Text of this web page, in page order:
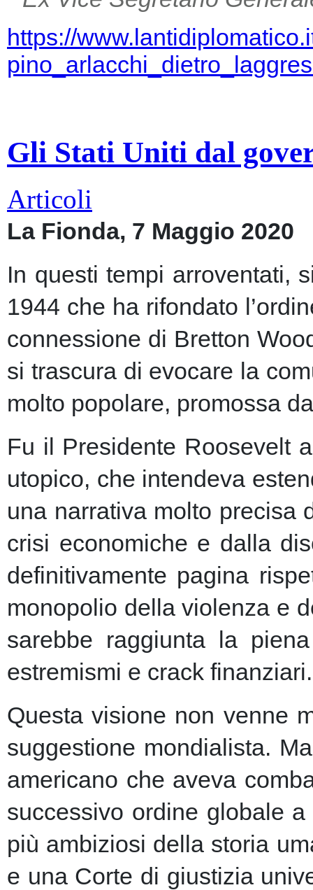
https://
Gli Stati Uniti dal
Articoli
La Fionda, 7 Maggio 2020
In questi tempi arroventati,
1944 che ha rifondato
connessione di Bretton
si trascura di evocare la
molto popolare, promossa
Fu il Presidente Roosevelt
utopico, che intendeva
una narrativa molto precisa
crisi economiche e dalla
definitivamente pagina
monopolio della violenza e
sarebbe raggiunta la
estremismi e crack finanziari.
Questa visione non venne
suggestione mondialista.
americano che aveva
successivo ordine globale
più ambiziosi della storia
e una Corte di giustizia